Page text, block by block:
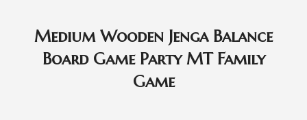
Medium Wooden Jenga Balance
Board Game Party MT Family
Game